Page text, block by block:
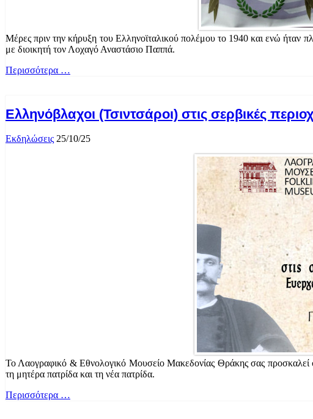
Μέρες πριν την κήρυξη του Ελληνοϊταλικού πολέμου το 1940 και ενώ ήταν
με διοικητή τον Λοχαγό Αναστάσιο Παππά.
Περισσότερα …
Ελληνόβλαχοι (Τσιντσάροι) στις σερβικές
Εκδηλώσεις 25/10/25
Το Λαογραφικό & Εθνολογικό Μουσείο Μακεδονίας Θράκης σας προσκαλεί
τη μητέρα πατρίδα και τη νέα πατρίδα.
Περισσότερα …